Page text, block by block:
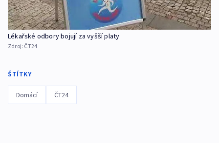
Lékařské odbory bojují za vyšší platy
Zdroj: ČT24
ŠTÍTKY
Domácí ČT24